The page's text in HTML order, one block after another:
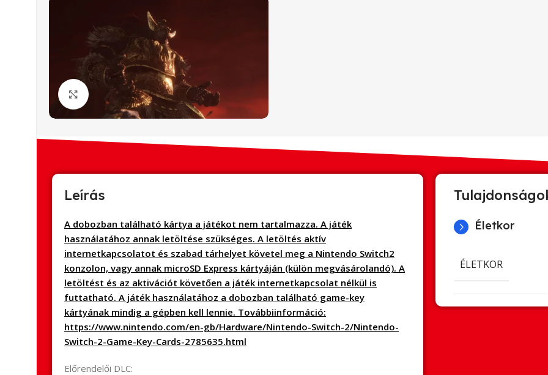
Click to enlarge
Leírás
A dobozban található kártya a játékot nem tartalmazza. A játék
használatához annak letöltése szükséges. A letöltés aktív
internetkapcsolatot és szabad tárhelyet követel meg a Nintendo Switch2
konzolon, vagy annak microSD Express kártyáján (külön megvásárolandó). A
letöltést és az aktivációt követően a játék internetkapcsolat nélkül is
futtatható. A játék használatához a dobozban található game-key
kártyának mindig a gépben kell lennie. Továbbiinformáció:
https://www.nintendo.com/en-gb/Hardware/Nintendo-Switch-2/Nintendo-
Switch-2-Game-Key-Cards-2785635.html
Előrendelői DLC:
Életkor
ÉLETKOR